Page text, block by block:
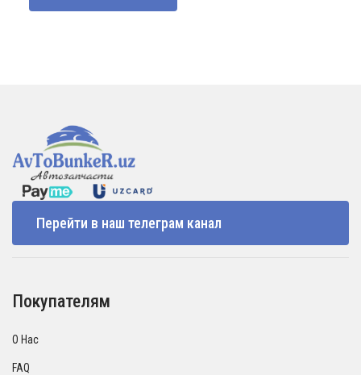
Перейти в наш телеграм канал
Покупателям
О Нас
FAQ